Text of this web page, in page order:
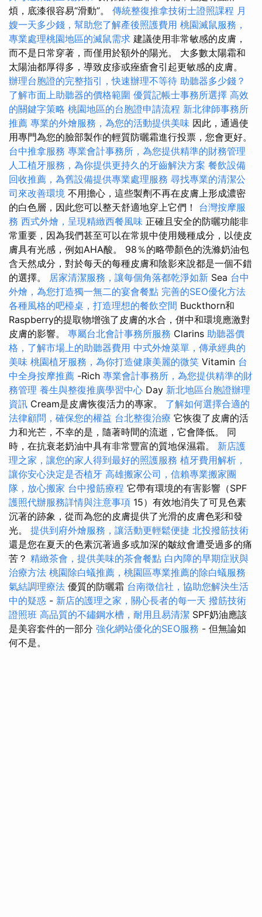
煩，底漆很容易“滑動”。 傳統整復推拿技術士證照課程 月
嫂一天多少錢，幫助您了解產後照護費用 桃園滅鼠服務，
專業處理桃園地區的滅鼠需求 建議使用非常敏感的皮膚，
而不是日常穿著，而僅用於額外的陽光。 大多數太陽霜和
太陽油都厚得多，導致皮疹或痤瘡會引起更敏感的皮膚。
辦理台胞證的完整指引，快速辦理不等待 助聽器多少錢？
了解市面上助聽器的價格範圍 優質記帳士事務所選擇 高效
的關鍵字策略 桃園地區的台胞證申請流程 新北律師事務所
推薦 專業的外燴服務，為您的活動提供美味 因此，通過使
用專門為您的臉部製作的輕質防曬霜進行投票，您會更好。
台中推拿服務 專業會計事務所，為您提供精準的財務管理
人工植牙服務，為你提供更持久的牙齒解決方案 餐飲設備
回收推薦，為舊設備提供專業處理服務 尋找專業的清潔公
司來改善環境 不用擔心，這些製劑不再在皮膚上形成濃密
的白色層，因此您可以整天舒適地穿上它們！ 台灣按摩服
務 西式外燴，呈現精緻西餐風味 正確且安全的防曬功能非
常重要，因為我們甚至可以在常規中使用幾種成分，以使皮
膚具有光感，例如AHA酸。 98％的略帶顏色的洗滌奶油包
含天然成分，對於每天的每種皮膚和陰影來說都是一個不錯
的選擇。 居家清潔服務，讓每個角落都乾淨如新 Sea 台中
外燴，為您打造獨一無二的宴會餐點 完善的SEO優化方法
各種風格的吧檯桌，打造理想的餐飲空間 Buckthorn和
Raspberry的提取物增強了皮膚的水合，併中和環境應激對
皮膚的影響。 專屬台北會計事務所服務 Clarins 助聽器價
格，了解市場上的助聽器費用 中式外燴菜單，傳承經典的
美味 桃園植牙服務，為你打造健康美麗的微笑 Vitamin 台
中全身按摩推薦 -Rich 專業會計事務所，為您提供精準的財
務管理 養生與整復推廣學習中心 Day 新北地區台胞證辦理
資訊 Cream是皮膚恢復活力的專家。 了解如何選擇合適的
法律顧問，確保您的權益 台北整復治療 它恢復了皮膚的活
力和光芒，不幸的是，隨著時間的流逝，它會降低。 同
時，在抗衰老奶油中具有非常豐富的質地保濕霜。 新店護
理之家，讓您的家人得到最好的照護服務 植牙費用解析，
讓你安心決定是否植牙 高雄搬家公司，信賴專業搬家團
隊，放心搬家 台中撥筋療程 它帶有環境的有害影響（SPF
護照代辦服務詳情與注意事項 15）有效地消失了可見色素
沉著的跡象，從而為您的皮膚提供了光滑的皮膚色彩和發
光。 提供到府外燴服務，讓活動更輕鬆便捷 北投撥筋技術
還是您在夏天的色素沉著過多或加深的皺紋會遭受過多的痛
苦？ 精緻茶會，提供美味的茶會餐點 白內障的早期症狀與
治療方法 桃園除白蟻推薦，桃園區專業推薦的除白蟻服務
氣結調理療法 優質的防曬霜 台南徵信社，協助您解決生活
中的疑惑 - 新店的護理之家，關心長者的每一天 撥筋技術
證照班 高品質的不鏽鋼水槽，耐用且易清潔 SPF奶油應該
是美容套件的一部分 強化網站優化的SEO服務 - 但無論如
何不是。